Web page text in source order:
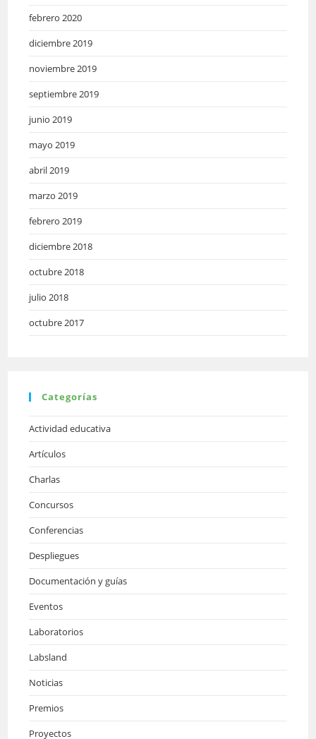
febrero 2020
diciembre 2019
noviembre 2019
septiembre 2019
junio 2019
mayo 2019
abril 2019
marzo 2019
febrero 2019
diciembre 2018
octubre 2018
julio 2018
octubre 2017
Categorías
Actividad educativa
Artículos
Charlas
Concursos
Conferencias
Despliegues
Documentación y guías
Eventos
Laboratorios
Labsland
Noticias
Premios
Proyectos